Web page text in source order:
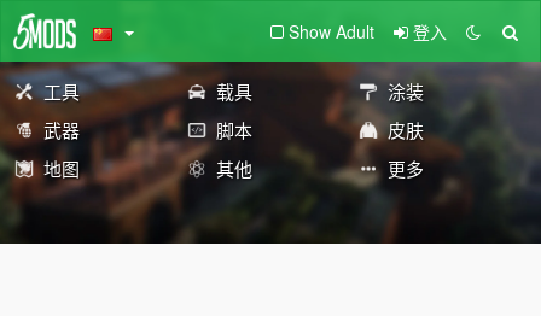
Show Adult 登入
工具 载具
涂装
武器
脚本
皮肤
地图
其他 更多